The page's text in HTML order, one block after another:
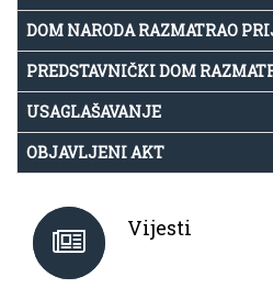
DOM NARODA RAZMATRAO
PREDSTAVNIČKI DOM
USAGLAŠAVANJE
OBJAVLJENI AKT
Vijesti